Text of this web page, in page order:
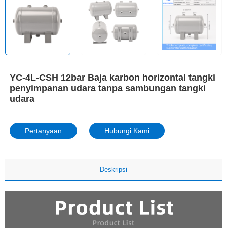
YC-4L-CSH 12bar Baja karbon horizontal tangki
penyimpanan udara tanpa sambungan tangki
udara
Pertanyaan Hubungi Kami
Deskripsi